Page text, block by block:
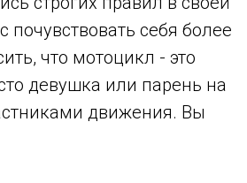
почувствовать себя более
что мотоцикл - это
девушка или парень на
движения. Вы